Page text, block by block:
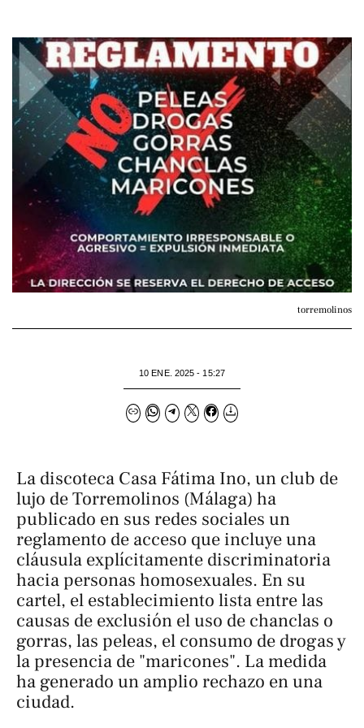
torremolinos
10 ENE. 2025 - 15:27
La discoteca Casa Fátima Ino, un club de
lujo de Torremolinos (Málaga) ha
publicado en sus redes sociales un
reglamento de acceso que incluye una
cláusula explícitamente discriminatoria
hacia personas homosexuales. En su
cartel, el establecimiento lista entre las
causas de exclusión el uso de chanclas o
gorras, las peleas, el consumo de drogas y
la presencia de "maricones". La medida
ha generado un amplio rechazo en una
ciudad.